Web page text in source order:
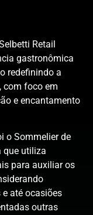
Retail
gastronômica
redefinindo a
com foco em
e encantamento
o Sommelier de
que utiliza
para auxiliar os
até ocasiões
outras